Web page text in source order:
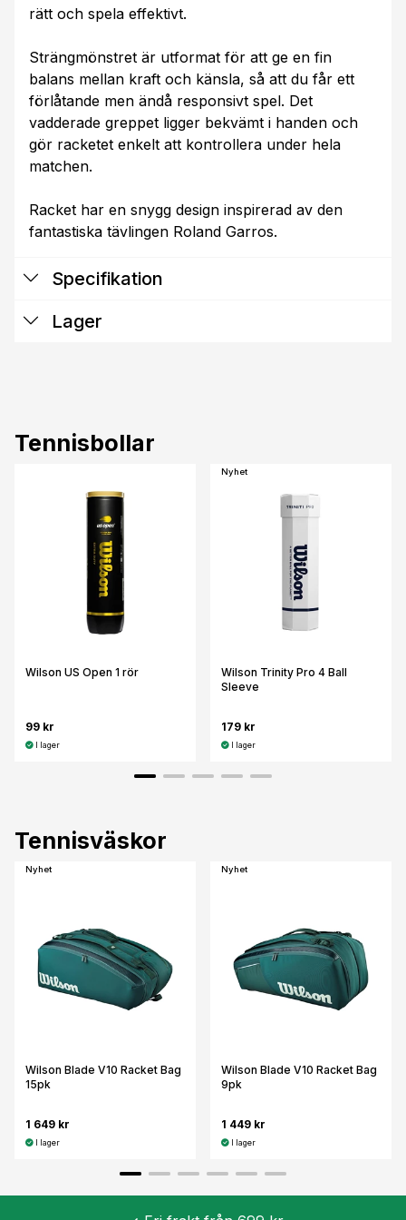
rätt och spela effektivt.
Strängmönstret är utformat för att ge en fin
balans mellan kraft och känsla, så att du får ett
förlåtande men ändå responsivt spel. Det
vadderade greppet ligger bekvämt i handen och
gör racketet enkelt att kontrollera under hela
matchen.
Racket har en snygg design inspirerad av den
fantastiska tävlingen Roland Garros.
Specifikation
Lager
Tennisbollar
Wilson US Open 1 rör
99 kr
I lager
Nyhet
Wilson Trinity Pro 4 Ball
Sleeve
179 kr
I lager
Tennisväskor
Nyhet
Wilson Blade V10 Racket Bag
15pk
1 649 kr
I lager
Nyhet
Wilson Blade V10 Racket Bag
9pk
1 449 kr
I lager